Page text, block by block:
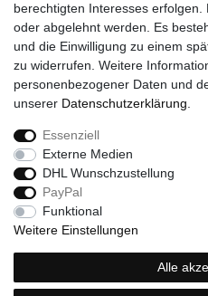
RECHTLICHES
Widerrufsrecht
Widerrufsformular
Impressum
Datenschutzerklärung
Widerrufs­recht
Daten­schutz­erklärung
berechtigten Interesses
oder abgelehnt werden. Es
und die Einwilligung zu einem
zu widerrufen. Weitere
personenbezogener Daten und
unserer Daten­schutz­erklärung
Essenziell
Externe Medien
DHL Wunschzustellung
PayPal
Funktional
Weitere Einstellungen
Alle